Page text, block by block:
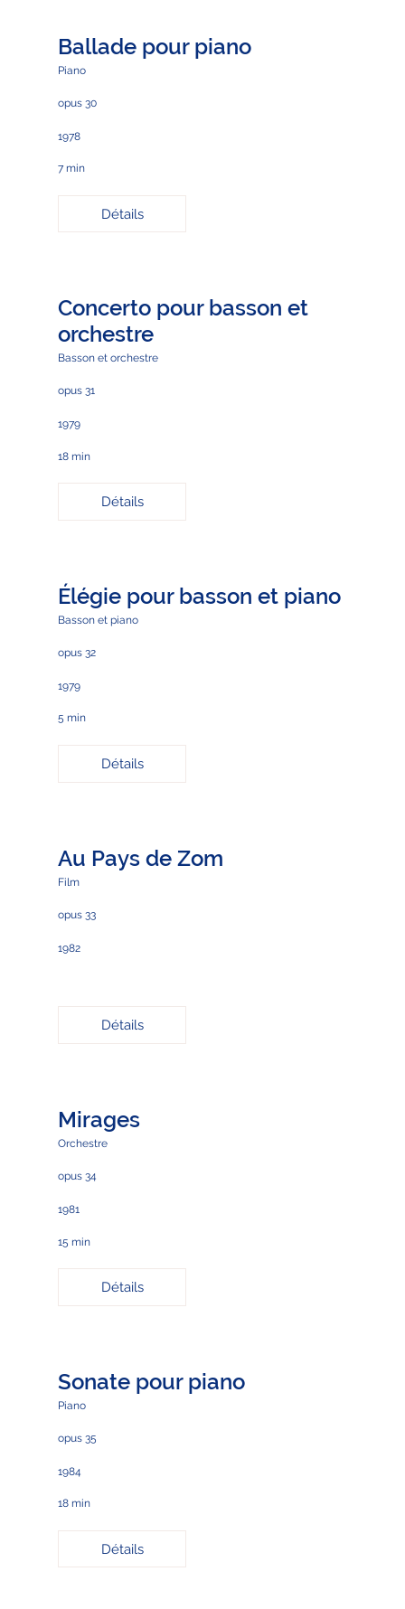
Ballade pour piano
Piano
opus 30
1978
7 min
Détails
Concerto pour basson et
orchestre
Basson et orchestre
opus 31
1979
18 min
Détails
Élégie pour basson et piano
Basson et piano
opus 32
1979
5 min
Détails
Au Pays de Zom
Film
opus 33
1982
Détails
Mirages
Orchestre
opus 34
1981
15 min
Détails
Sonate pour piano
Piano
opus 35
1984
18 min
Détails